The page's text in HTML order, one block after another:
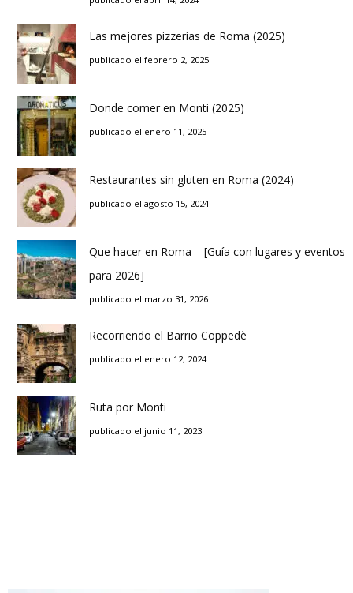
Las mejores pizzerías de Roma (2025)
publicado el febrero 2, 2025
Donde comer en Monti (2025)
publicado el enero 11, 2025
Restaurantes sin gluten en Roma (2024)
publicado el agosto 15, 2024
Que hacer en Roma – [Guía con lugares y eventos
para 2026]
publicado el marzo 31, 2026
Recorriendo el Barrio Coppedè
publicado el enero 12, 2024
Ruta por Monti
publicado el junio 11, 2023